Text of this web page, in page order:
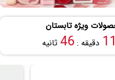
11 دقیقه :45 ثانیه